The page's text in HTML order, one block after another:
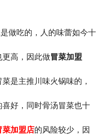
做吃的，人的味蕾如今十
更高，因此做冒菜加盟
是主推川味火锅味的，
好，同时骨汤冒菜也十
菜加盟店的风险较少，因